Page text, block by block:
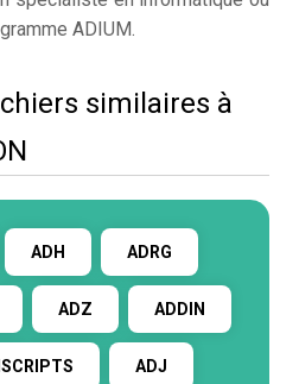
ADIUM.
similaires à
ADH ADRG
ADZ ADDIN
ADJ